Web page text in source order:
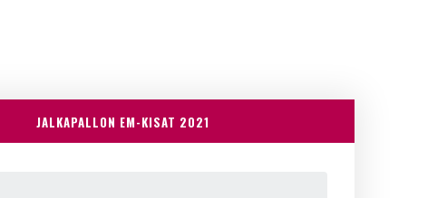
JALKAPALLON EM-KISAT 2021